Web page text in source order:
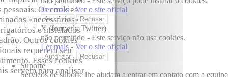
Ler mais -Ver o site oficial
Autorizar Recusar
X (formerly Twitter)
não permitido - Este serviço não usa cookies.
Ler mais - Ver o site oficial
Autorizar Recusar
Suporte
Serviços de suporte lhe ajudam a entrar em contato com a equipe
pessoais. Os cookies
«necessários»
e instalados
Outros cookies
requerem seu
Esses cookies
servem para analisar